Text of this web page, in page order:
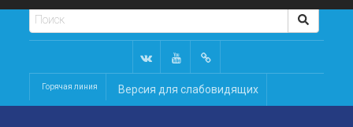
Горячая линия Версия для слабовидящих